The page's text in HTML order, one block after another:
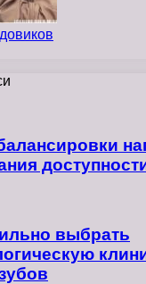
выбрать